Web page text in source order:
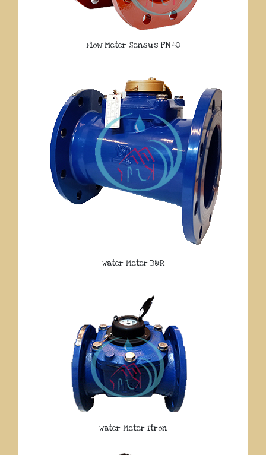
Flow Meter Sensus PN 40
Water Meter B&R
Water Meter Itron